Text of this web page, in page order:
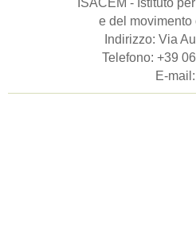
ISACEM - Istituto
e del movimento
Indirizzo: Via
Telefono: +39
E-mail: